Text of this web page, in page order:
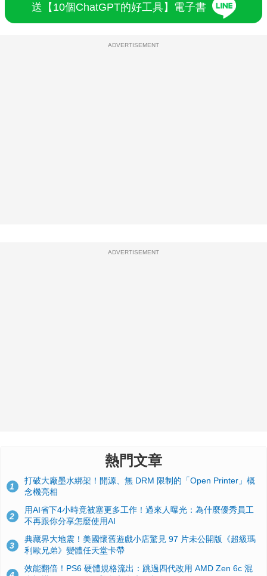
送【10個ChatGPT的好工具】電子書
ADVERTISEMENT
ADVERTISEMENT
熱門文章
1
打破大廠墨水綁架！開源、無 DRM 限制的「Open Printer」概
念機亮相
2
用AI省下4小時竟被塞更多工作！過來人曝光：為什麼優秀員工
不再跟你分享怎麼使用AI
3
典藏界大地震！美國懷舊遊戲小店驚見 97 片未公開版《超級瑪
利歐兄弟》變體任天堂卡帶
效能翻倍！PS6 硬體規格流出：跳過四代改用 AMD Zen 6c 混